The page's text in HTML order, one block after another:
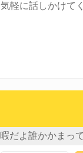
気軽に話しかけて
暇だよ誰かかまっ